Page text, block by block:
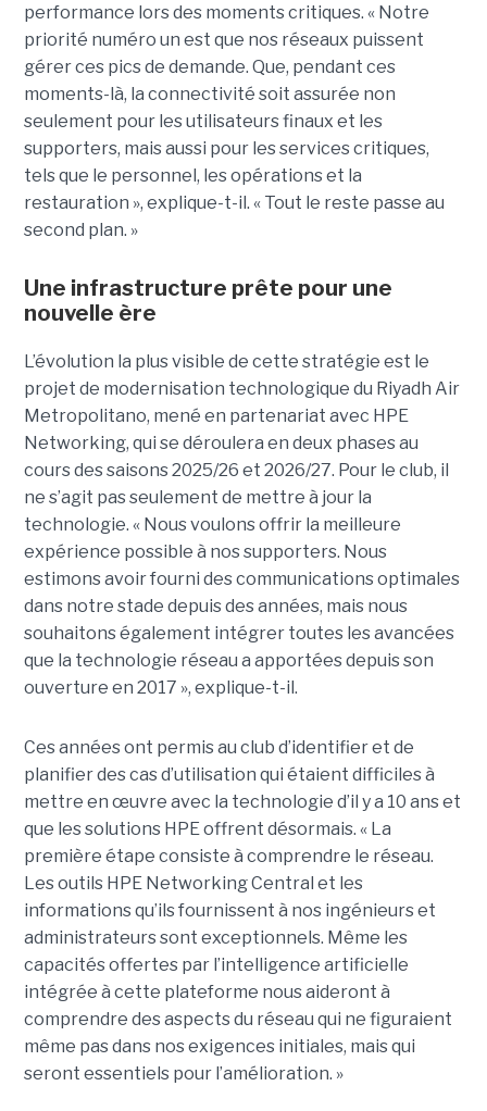
performance lors des moments critiques. « Notre
priorité numéro un est que nos réseaux puissent
gérer ces pics de demande. Que, pendant ces
moments-là, la connectivité soit assurée non
seulement pour les utilisateurs finaux et les
supporters, mais aussi pour les services critiques,
tels que le personnel, les opérations et la
restauration », explique-t-il. « Tout le reste passe au
second plan. »
Une infrastructure prête pour une
nouvelle ère
L’évolution la plus visible de cette stratégie est le
projet de modernisation technologique du Riyadh Air
Metropolitano, mené en partenariat avec HPE
Networking, qui se déroulera en deux phases au
cours des saisons 2025/26 et 2026/27. Pour le club, il
ne s’agit pas seulement de mettre à jour la
technologie. « Nous voulons offrir la meilleure
expérience possible à nos supporters. Nous
estimons avoir fourni des communications optimales
dans notre stade depuis des années, mais nous
souhaitons également intégrer toutes les avancées
que la technologie réseau a apportées depuis son
ouverture en 2017 », explique-t-il.
Ces années ont permis au club d’identifier et de
planifier des cas d’utilisation qui étaient difficiles à
mettre en œuvre avec la technologie d’il y a 10 ans et
que les solutions HPE offrent désormais. « La
première étape consiste à comprendre le réseau.
Les outils HPE Networking Central et les
informations qu’ils fournissent à nos ingénieurs et
administrateurs sont exceptionnels. Même les
capacités offertes par l’intelligence artificielle
intégrée à cette plateforme nous aideront à
comprendre des aspects du réseau qui ne figuraient
même pas dans nos exigences initiales, mais qui
seront essentiels pour l’amélioration. »